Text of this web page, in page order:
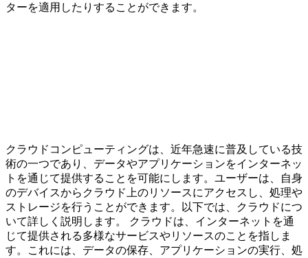
ターを適用したりすることができます。
クラウドコンピューティングは、近年急速に普及している技
術の一つであり、データやアプリケーションをインターネッ
トを通じて提供することを可能にします。ユーザーは、自身
のデバイスからクラウド上のリソースにアクセスし、処理や
ストレージを行うことができます。以下では、クラウドにつ
いて詳しく説明します。 クラウドは、インターネットを通
じて提供される多様なサービスやリソースのことを指しま
す。これには、データの保存、アプリケーションの実行、処